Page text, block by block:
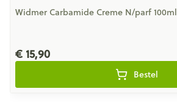
Widmer Carbamide Creme N/parf 100ml
€ 15,90
Bestel